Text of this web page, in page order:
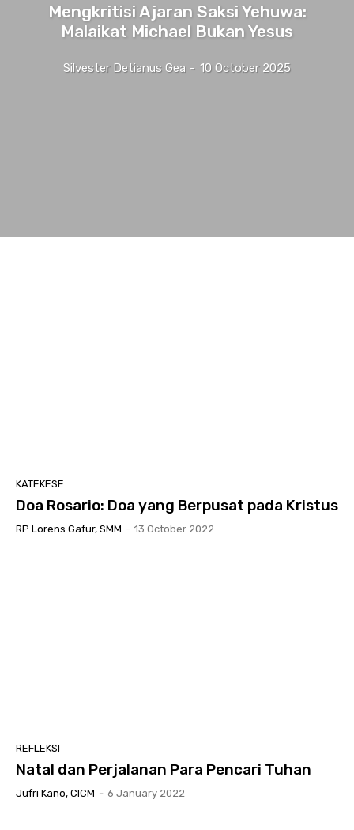
Mengkritisi Ajaran Saksi Yehuwa:
Malaikat Michael Bukan Yesus
Silvester Detianus Gea - 10 October 2025
KATEKESE
Doa Rosario: Doa yang Berpusat pada Kristus
RP Lorens Gafur, SMM - 13 October 2022
REFLEKSI
Natal dan Perjalanan Para Pencari Tuhan
Jufri Kano, CICM - 6 January 2022